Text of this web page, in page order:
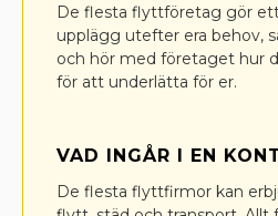
De flesta flyttföretag gör
upplägg utefter era behov,
och hör med företaget hur
för att underlätta för er.
VAD INGÅR I EN
De flesta flyttfirmor kan